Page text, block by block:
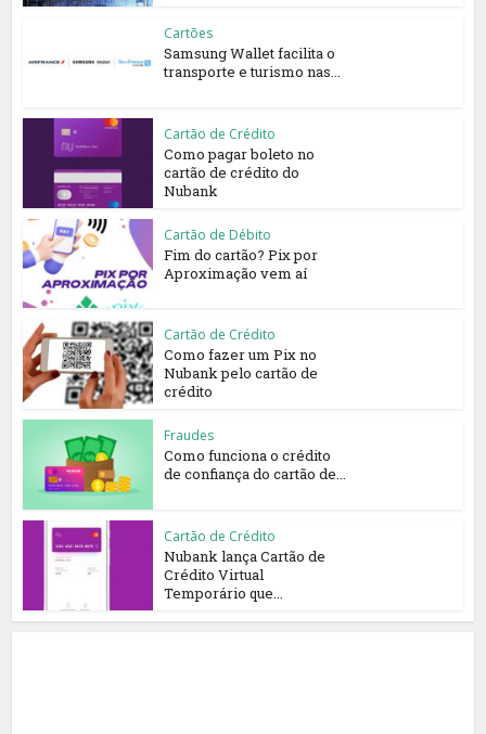
Cartões
Samsung Wallet facilita o
transporte e turismo nas...
Cartão de Crédito
Como pagar boleto no
cartão de crédito do
Nubank
Cartão de Débito
Fim do cartão? Pix por
Aproximação vem aí
Cartão de Crédito
Como fazer um Pix no
Nubank pelo cartão de
crédito
Fraudes
Como funciona o crédito
de confiança do cartão de...
Cartão de Crédito
Nubank lança Cartão de
Crédito Virtual
Temporário que...